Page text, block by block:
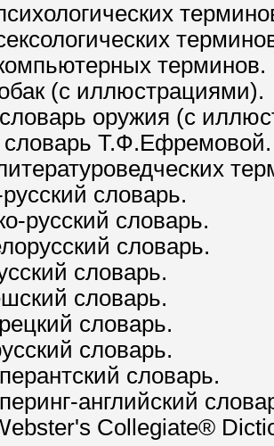
терминов.
(с иллюстрациями).
оружия (с
словарь Т.Ф.Ефремовой.
русский словарь.
русский словарь.
словарь.
словарь.
словарь.
словарь.
словарь.
словарь.
английский
Collegiate®